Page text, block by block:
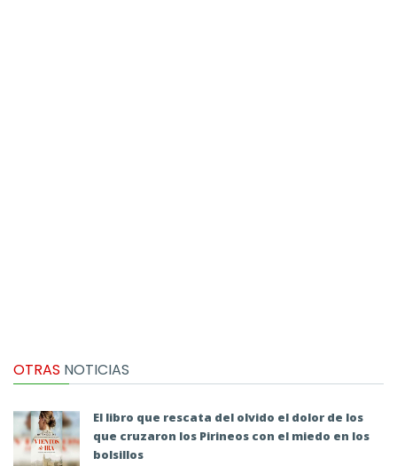
OTRAS NOTICIAS
El libro que rescata del olvido el dolor de los
que cruzaron los Pirineos con el miedo en los
bolsillos